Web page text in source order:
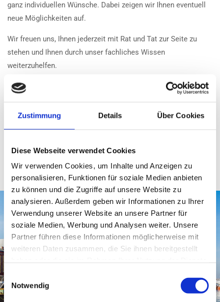
Zustimmung Details Über Cookies
Diese Webseite verwendet Cookies
Wir verwenden Cookies, um Inhalte und Anzeigen zu
personalisieren, Funktionen für soziale Medien anbieten
zu können und die Zugriffe auf unsere Website zu
analysieren. Außerdem geben wir Informationen zu Ihrer
Verwendung unserer Website an unsere Partner für
soziale Medien, Werbung und Analysen weiter. Unsere
Partner führen diese Informationen möglicherweise mit
weiteren Daten zusammen, die Sie ihnen bereitgestellt
Einwilligungsauswahl
Notwendig
ganz individuellen Wünsche. Dabei zeigen wir Ihnen eventuell
neue Möglichkeiten auf.
Wir freuen uns, Ihnen jederzeit mit Rat und Tat zur Seite zu
stehen und Ihnen durch unser fachliches Wissen
weiterzuhelfen.
Als Ausbildungsbetrieb im Bereich Segelmacher beschäftigen
neue Bewerbungen für diesen vielfältigen Beruf.
Ihr Dieter Horstmann & Jan
Wiechmann